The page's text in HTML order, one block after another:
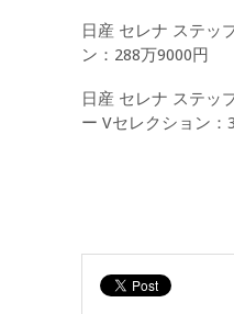
日産 セレナ ステッ
ン：288万9000円
日産 セレナ ステッ
ー Vセレクション：